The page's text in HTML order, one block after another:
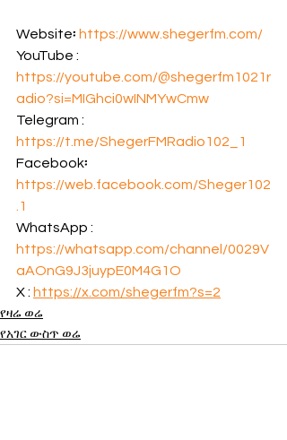
Website፡ https://www.shegerfm.com/
YouTube :
https://youtube.com/@shegerfm1021r
adio?si=MIGhci0wINMYwCmw
Telegram :
https://t.me/ShegerFMRadio102_1
Facebook፡
https://web.facebook.com/Sheger102
.1
WhatsApp :
https://whatsapp.com/channel/0029V
aAOnG9J3juypE0M4G1O
X : https://x.com/shegerfm?s=2
የዛሬ ወሬ
የአገር ውስጥ ወሬ